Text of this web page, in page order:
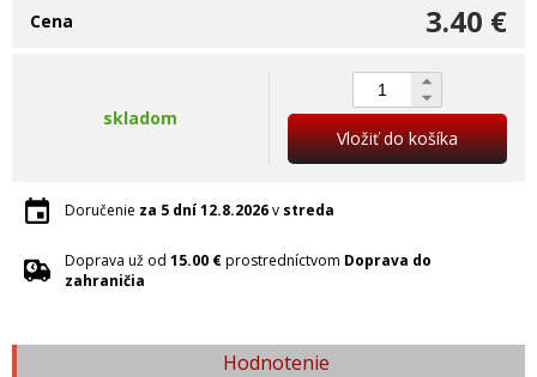
3.40 €
Cena
skladom
Vložiť do košíka
Doručenie za 5 dní12.8.2026v streda
Doprava už od 15.00 €prostredníctvom Doprava do
zahraničia
Hodnotenie